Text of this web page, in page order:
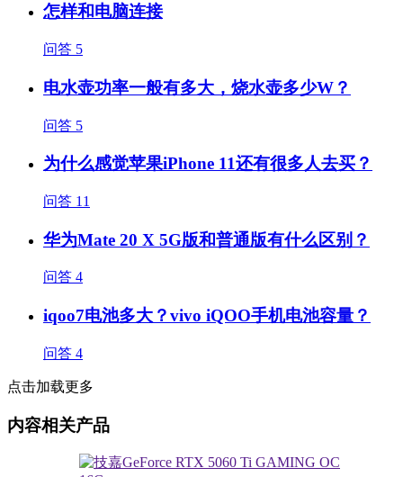
怎样和电脑连接
问答 5
电水壶功率一般有多大，烧水壶多少W？
问答 5
为什么感觉苹果iPhone 11还有很多人去买？
问答 11
华为Mate 20 X 5G版和普通版有什么区别？
问答 4
iqoo7电池多大？vivo iQOO手机电池容量？
问答 4
点击加载更多
内容相关产品